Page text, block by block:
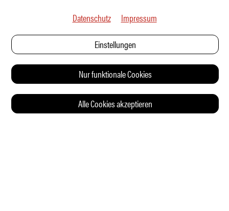
Datenschutz Impressum
Einstellungen
Nur funktionale Cookies
Alle Cookies akzeptieren